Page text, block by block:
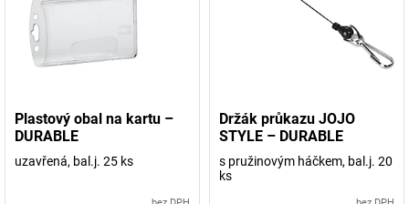
Plastový obal na kartu –
DURABLE
uzavřená, bal.j. 25 ks
Držák průkazu JOJO
STYLE – DURABLE
s pružinovým háčkem, bal.j. 20
ks